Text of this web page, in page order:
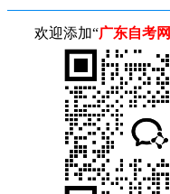
欢迎添加“广东自考网